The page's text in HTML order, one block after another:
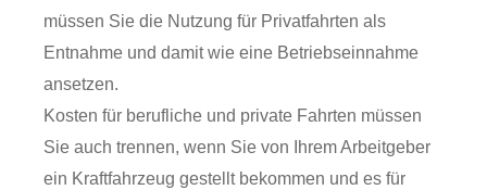
müssen Sie die Nutzung für Privatfahrten als
Entnahme und damit wie eine Betriebseinnahme
ansetzen.
Kosten für berufliche und private Fahrten müssen
Sie auch trennen, wenn Sie von Ihrem Arbeitgeber
ein Kraftfahrzeug gestellt bekommen und es für